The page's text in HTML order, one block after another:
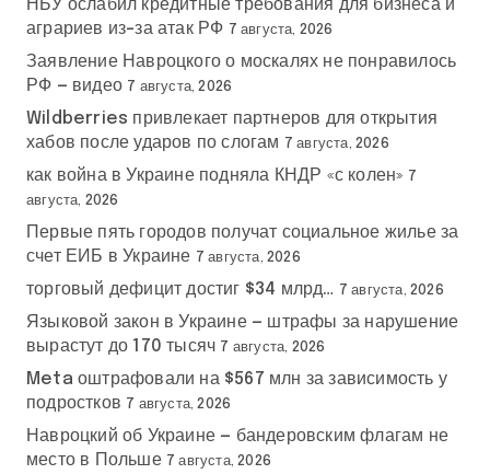
НБУ ослабил кредитные требования для бизнеса и
аграриев из-за атак РФ 7 августа, 2026
Заявление Навроцкого о москалях не понравилось
РФ — видео 7 августа, 2026
Wildberries привлекает партнеров для открытия
хабов после ударов по слогам 7 августа, 2026
как война в Украине подняла КНДР «с колен» 7
августа, 2026
Первые пять городов получат социальное жилье за
счет ЕИБ в Украине 7 августа, 2026
торговый дефицит достиг $34 млрд… 7 августа, 2026
Языковой закон в Украине — штрафы за нарушение
вырастут до 170 тысяч 7 августа, 2026
Meta оштрафовали на $567 млн за зависимость у
подростков 7 августа, 2026
Навроцкий об Украине — бандеровским флагам не
место в Польше 7 августа, 2026